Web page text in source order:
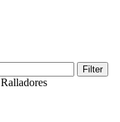
Filter
Ralladores